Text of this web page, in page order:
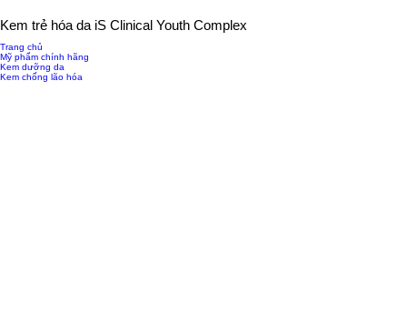
Kem trẻ hóa da iS Clinical Youth Complex
Trang chủ
Mỹ phẩm chính hãng
Kem dưỡng da
Kem chống lão hóa